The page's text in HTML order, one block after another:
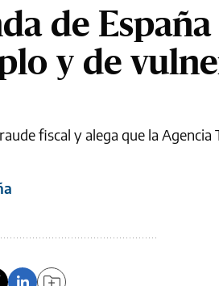
de
y de
fiscal y alega que la Agencia